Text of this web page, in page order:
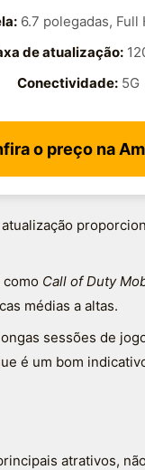
6.7 polegadas, Full
de atualização:
Conectividade: 5G
o preço na
atualização
como Call of Duty
médias a altas.
sessões de
é um bom
atrativos,